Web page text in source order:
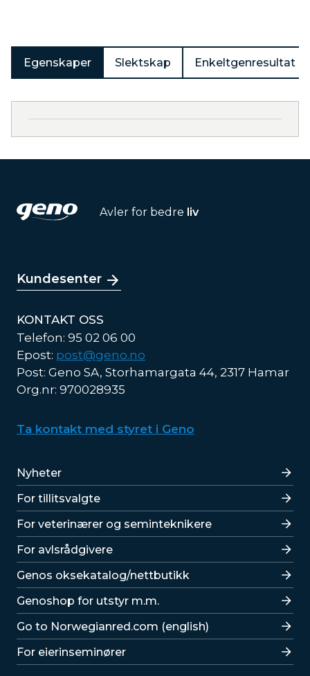
Egenskaper Slektskap Enkeltgenresultat
Avler for bedre liv
Kundesenter
KONTAKT OSS
Telefon: 95 02 06 00
Epost: post@geno.no
Post: Geno SA, Storhamargata 44, 2317 Hamar
Org.nr: 970028935
Ta kontakt med styret i Geno
Lenker
Nyheter
For tillitsvalgte
For veterinærer og seminteknikere
For avlsrådgivere
Lenker
Genos oksekatalog/nettbutikk
Genoshop for utstyr m.m.
Go to Norwegianred.com (english)
For eierinseminører